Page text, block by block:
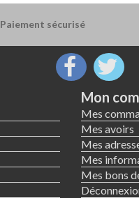
Paiement sécurisé
Mon
Mes
Mes avoirs
Mes
Mes
Mes bons